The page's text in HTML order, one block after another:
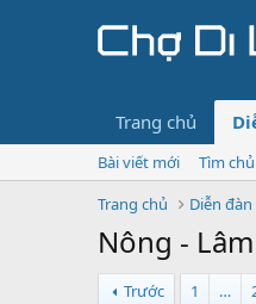
Trang chủ
Bài viết mới
Tìm
Trang chủ
Diễn đàn
Nông -
Trước 1 …